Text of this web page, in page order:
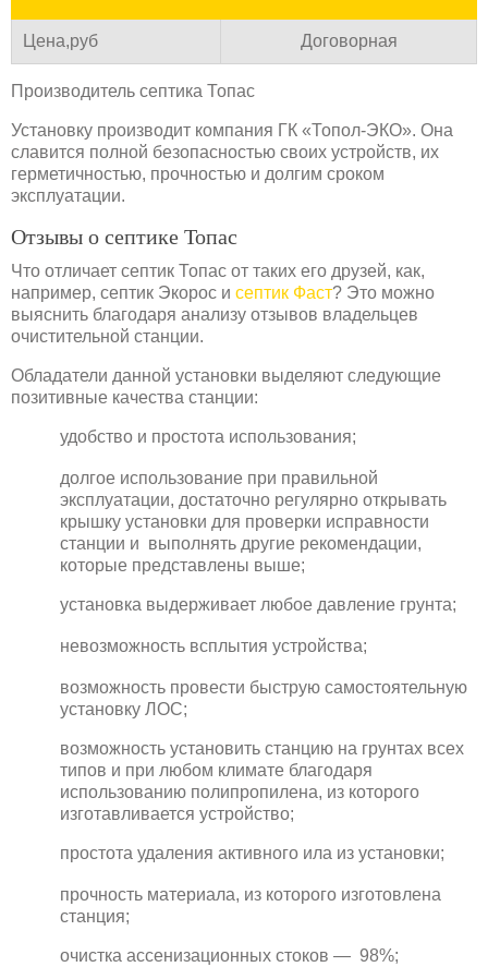
Цена,руб Договорная
Производитель септика Топас
Установку производит компания ГК «Топол-ЭКО». Она
славится полной безопасностью своих устройств, их
герметичностью, прочностью и долгим сроком
эксплуатации.
Отзывы о септике Топас
Что отличает септик Топас от таких его друзей, как,
например, септик Экорос и септик Фаст? Это можно
выяснить благодаря анализу отзывов владельцев
очистительной станции.
Обладатели данной установки выделяют следующие
позитивные качества станции:
удобство и простота использования;
долгое использование при правильной
эксплуатации, достаточно регулярно открывать
крышку установки для проверки исправности
станции и выполнять другие рекомендации,
которые представлены выше;
установка выдерживает любое давление грунта;
невозможность всплытия устройства;
возможность провести быструю самостоятельную
установку ЛОС;
возможность установить станцию на грунтах всех
типов и при любом климате благодаря
использованию полипропилена, из которого
изготавливается устройство;
простота удаления активного ила из установки;
прочность материала, из которого изготовлена
станция;
очистка ассенизационных стоков — 98%;